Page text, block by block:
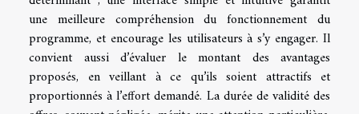
une meilleure compréhension du fonctionnement du
programme, et encourage les utilisateurs à s’y engager. Il
convient aussi d’évaluer le montant des avantages
proposés, en veillant à ce qu’ils soient attractifs et
proportionnés à l’effort demandé. La durée de validité des